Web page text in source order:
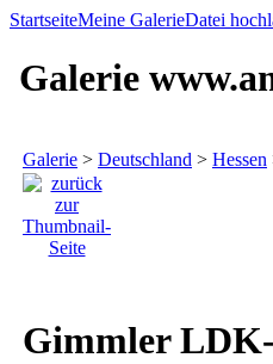
StartseiteMeine GalerieDatei
Galerie
Galerie > Deutschland > Hessen
Gimmler